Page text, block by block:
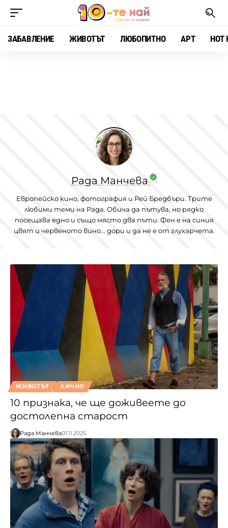
ЗАБАВЛЕНИЕ ЖИВОТЪТ ЛЮБОПИТНО АРТ HOT
Рада Манчева
Европейско кино, фотография и Рей Бредбъри. Трите
любими теми на Рада. Обича да пътува, но рядко
посещава едно и също място два пъти. Фен е на синия
цвят и червеното вино... дори и да не е от глухарчета.
ЖИВОТЪТ ЛИЧНО
10 признака, че ще доживеете до
достолепна старост
Рада Манчева01.11.2025